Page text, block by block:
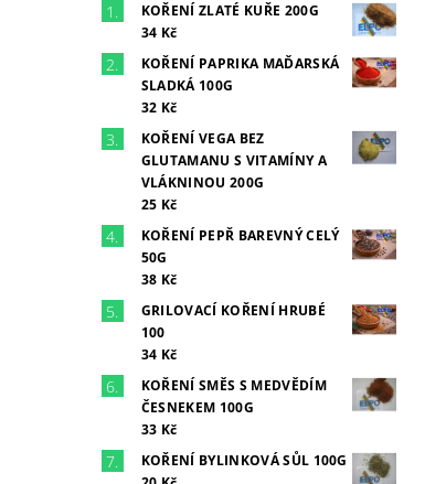
KOŘENÍ ZLATÉ KUŘE 200G
34 Kč
KOŘENÍ PAPRIKA MAĎARSKÁ
SLADKÁ 100G
32 Kč
KOŘENÍ VEGA BEZ
GLUTAMANU S VITAMÍNY A
VLÁKNINOU 200G
25 Kč
KOŘENÍ PEPŘ BAREVNÝ CELÝ
50G
38 Kč
GRILOVACÍ KOŘENÍ HRUBÉ
100
34 Kč
KOŘENÍ SMĚS S MEDVĚDÍM
ČESNEKEM 100G
33 Kč
KOŘENÍ BYLINKOVÁ SŮL 100G